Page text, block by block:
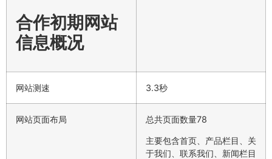
合作初期网站
信息概况
网站测速 3.3秒
网站页面布局 总共页面数量78
主要包含首页、产品栏目、关
于我们、联系我们、新闻栏目